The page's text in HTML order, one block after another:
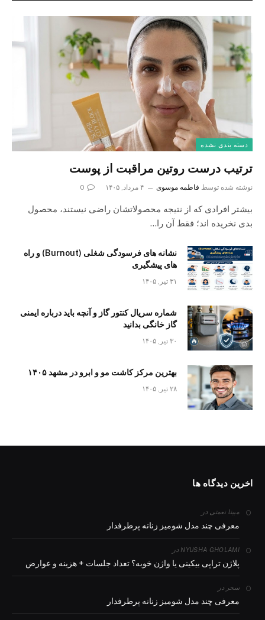
دسته بندی نشده
ترتیب درست روتین مراقبت از پوست
نوشته شده توسط فاطمه موسوی ۴ مرداد, ۱۴۰۵ 0
بیشتر افرادی که از نتیجه محصولاتشان راضی نیستند، محصول
بدی نخریده اند؛ فقط آن را…
نشانه های فرسودگی شغلی (Burnout) و راه
های پیشگیری
۳۱ تیر, ۱۴۰۵
شماره سریال کنتور گاز و آنچه باید درباره ایمنی
گاز خانگی بدانید
۳۰ تیر, ۱۴۰۵
بهترین مرکز کاشت مو و ابرو در مشهد ۱۴۰۵
۲۸ تیر, ۱۴۰۵
اخرین دیدگاه ها
مبینا نعمتی در
معرفی چند مدل شومیز زنانه پرطرفدار
NYUSHA GHOLAMI در
پلاژن تراپی بیکینی یا واژن خوبه؟ تعداد جلسات + هزینه و عوارض
سحر در
معرفی چند مدل شومیز زنانه پرطرفدار